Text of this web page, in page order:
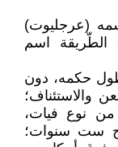
(عرجليوت)
اسم
حكمه، دون
والاستئناف؛
نوع فيات،
ست سنوات؛